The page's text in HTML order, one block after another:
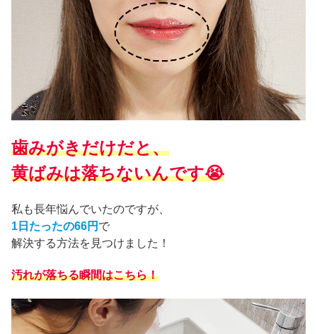
歯みがきだけだと、
黄ばみは落ちないんです😭
私も長年悩んでいたのですが、
1日たったの66円 で
解決する方法を見つけました！
汚れが落ちる瞬間はこちら！